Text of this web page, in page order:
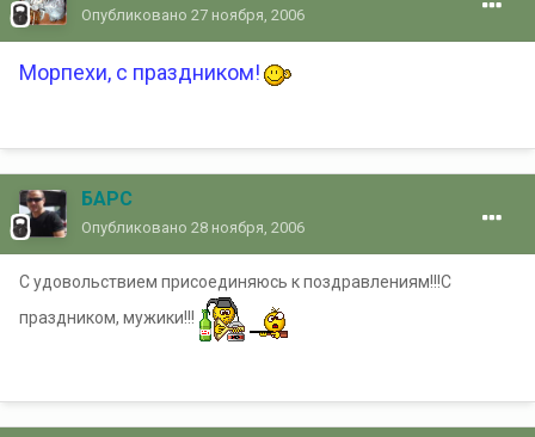
Опубликовано 27 ноября, 2006
Морпехи, с праздником!
БАРС
Опубликовано 28 ноября, 2006
С удовольствием присоединяюсь к поздравлениям!!!С
праздником, мужики!!!